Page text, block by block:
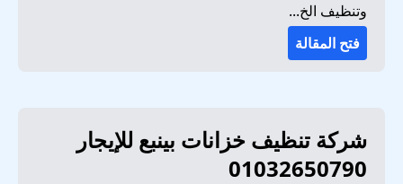
وتنظيف الخ...
فتح المقالة
شركة تنظيف خزانات بينبع للإيجار
01032650790